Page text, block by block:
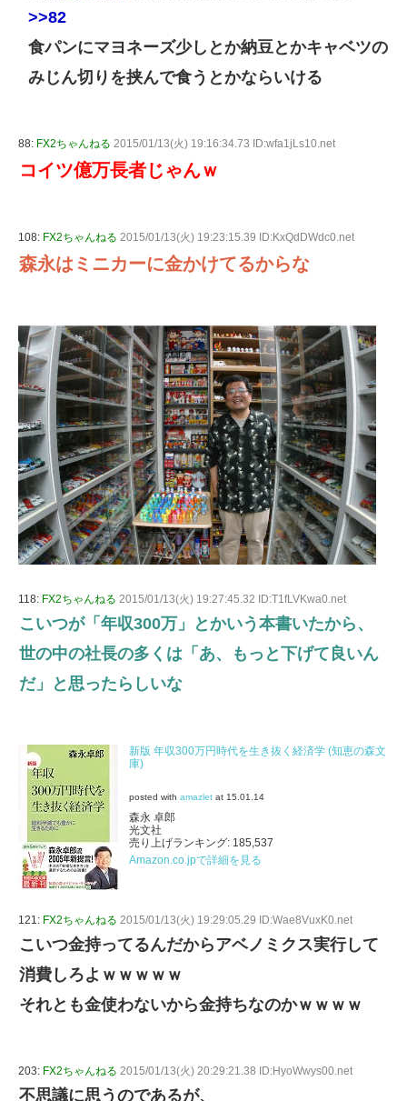
>>82
食パンにマヨネーズ少しとか納豆とかキャベツの
みじん切りを挟んで食うとかならいける
88: FX2ちゃんねる 2015/01/13(火) 19:16:34.73 ID:wfa1jLs10.net
コイツ億万長者じゃんｗ
108: FX2ちゃんねる 2015/01/13(火) 19:23:15.39 ID:KxQdDWdc0.net
森永はミニカーに金かけてるからな
118: FX2ちゃんねる 2015/01/13(火) 19:27:45.32 ID:T1fLVKwa0.net
こいつが「年収300万」とかいう本書いたから、
世の中の社長の多くは「あ、もっと下げて良いん
だ」と思ったらしいな
新版 年収300万円時代を生き抜く経済学 (知恵の森文
庫)
posted with amazlet at 15.01.14
森永 卓郎
光文社
売り上げランキング: 185,537
Amazon.co.jpで詳細を見る
121: FX2ちゃんねる 2015/01/13(火) 19:29:05.29 ID:Wae8VuxK0.net
こいつ金持ってるんだからアベノミクス実行して
消費しろよｗｗｗｗｗ
それとも金使わないから金持ちなのかｗｗｗｗ
203: FX2ちゃんねる 2015/01/13(火) 20:29:21.38 ID:HyoWwys00.net
不思議に思うのであるが、